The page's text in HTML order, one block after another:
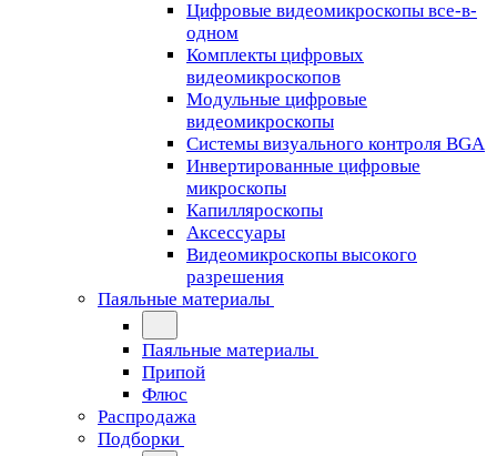
Цифровые видеомикроскопы все-в-
одном
Комплекты цифровых
видеомикроскопов
Модульные цифровые
видеомикроскопы
Cистемы визуального контроля BGA
Инвертированные цифровые
микроскопы
Капилляроскопы
Аксессуары
Видеомикроскопы высокого
разрешения
Паяльные материалы
Паяльные материалы
Припой
Флюс
Распродажа
Подборки